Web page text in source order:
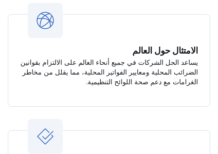
الامتثال حول العالم
يساعد الحل الشركات في جميع أنحاء العالم على الالتزام بقوانين
الضرائب المحلية ومعايير الفواتير المحلية، مما يقلل من مخاطر
الغرامات مع دعم صحة اللوائح التنظيمية.